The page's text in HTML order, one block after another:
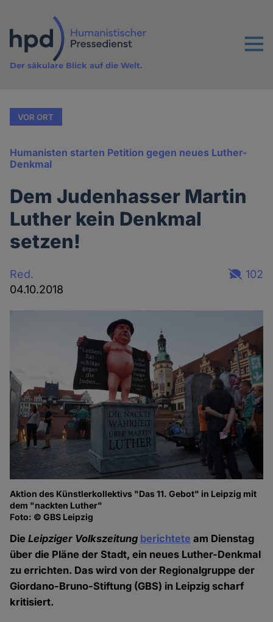
Inhalt
Menu
Der säkulare Blick auf die Welt.
VOR ORT
Humanisten starten Petition gegen neues Luther-
Denkmal
Dem Judenhasser Martin
Luther kein Denkmal
setzen!
Red.
04.10.2018
102
Aktion des Künstlerkollektivs "Das 11. Gebot" in Leipzig mit
dem "nackten Luther"
Foto: © GBS Leipzig
DieLeipziger Volkszeitung berichtete am Dienstag
über die Pläne der Stadt, ein neues Luther-Denkmal
zu errichten. Das wird von der Regionalgruppe der
Giordano-Bruno-Stiftung (GBS) in Leipzig scharf
kritisiert.